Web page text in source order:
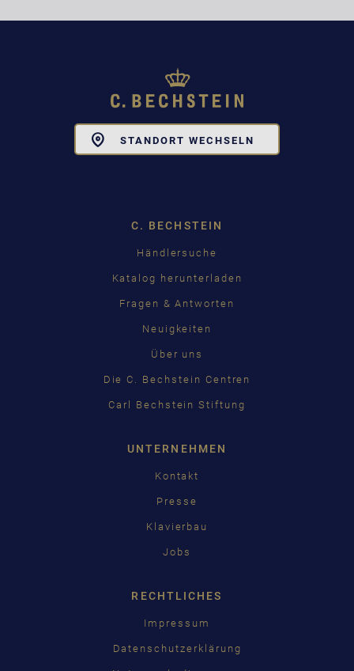
STANDORT WECHSELN
C. BECHSTEIN
Händlersuche
Katalog herunterladen
Fragen & Antworten
Neuigkeiten
Über uns
Die C. Bechstein Centren
Carl Bechstein Stiftung
UNTERNEHMEN
Kontakt
Presse
Klavierbau
Jobs
RECHTLICHES
Impressum
Datenschutzerklärung